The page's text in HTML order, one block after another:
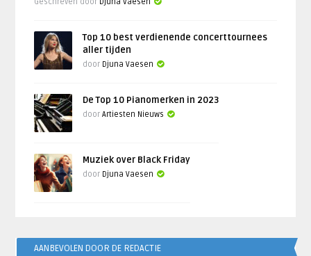
Top 10 best verdienende concerttournees
aller tijden
door Djuna Vaesen
De Top 10 Pianomerken in 2023
doorArtiesten Nieuws
Muziek over Black Friday
door Djuna Vaesen
AANBEVOLEN DOOR DE REDACTIE